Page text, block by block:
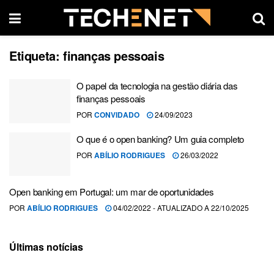
Etiqueta: finanças pessoais
O papel da tecnologia na gestão diária das
finanças pessoais
POR CONVIDADO 24/09/2023
O que é o open banking? Um guia completo
POR ABÍLIO RODRIGUES 26/03/2022
Open banking em Portugal: um mar de oportunidades
POR ABÍLIO RODRIGUES 04/02/2022 - ATUALIZADO A 22/10/2025
Últimas notícias